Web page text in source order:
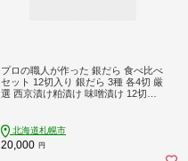
プロの職人が作った 銀だら 食べ比べ
セット 12切入り 銀だら 3種 各4切 厳
選 西京漬け粕漬け 味噌漬け 12切セ
り身 食べ比べ
北海道札幌市
20,000 円